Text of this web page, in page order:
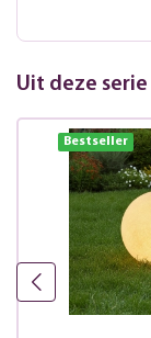
Uit deze serie
Bestseller